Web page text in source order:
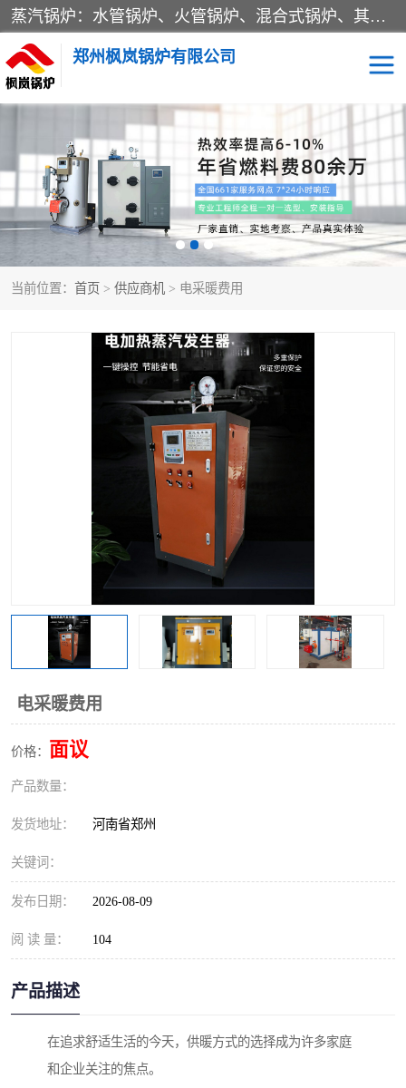
蒸汽锅炉：水管锅炉、火管锅炉、混合式锅炉、其他蒸汽锅炉； 热水锅炉：家用型集中供暖用热水锅炉、其他热水锅炉； 有机热载体锅炉； 船用蒸汽锅炉； （锅炉用辅助设备及装置）蒸汽冷凝器：表面冷凝器、混合式冷凝器、空冷式冷凝器、其他蒸汽冷凝器； 锅炉用辅助设备：节热器、蒸汽收集器、蓄能器、烟垢清除器、气体回收器、泥渣刮除器、空气预热器、其他锅炉用辅助设备；
郑州枫岚锅炉有限公司
当前位置： 首页 > 供应商机 > 电采暖费用
电采暖费用
价格： 面议
产品数量：
发货地址： 河南省郑州
关键词：
发布日期： 2026-08-09
阅 读 量： 104
产品描述
在追求舒适生活的今天，供暖方式的选择成为许多家庭
和企业关注的焦点。